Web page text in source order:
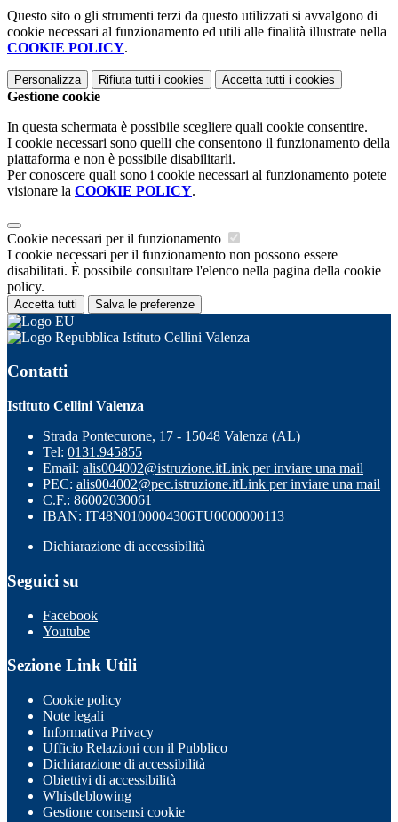
Questo sito o gli strumenti terzi da questo utilizzati si avvalgono di
cookie necessari al funzionamento ed utili alle finalità illustrate nella
COOKIE POLICY.
Personalizza Rifiuta tutti i cookies Accetta tutti i cookies
Gestione cookie
In questa schermata è possibile scegliere quali cookie consentire.
I cookie necessari sono quelli che consentono il funzionamento della
piattaforma e non è possibile disabilitarli.
Per conoscere quali sono i cookie necessari al funzionamento potete
visionare la COOKIE POLICY.
Cookie necessari per il funzionamento
I cookie necessari per il funzionamento non possono essere
disabilitati. È possibile consultare l'elenco nella pagina della cookie
policy.
Accetta tutti Salva le preferenze
Istituto Cellini Valenza
Contatti
Istituto Cellini Valenza
Strada Pontecurone, 17 - 15048 Valenza (AL)
Tel: 0131.945855
Email: alis004002@istruzione.itLink per inviare una mail
PEC: alis004002@pec.istruzione.itLink per inviare una mail
C.F.: 86002030061
IBAN: IT48N0100004306TU0000000113
Dichiarazione di accessibilità
Seguici su
Facebook
Youtube
Sezione Link Utili
Cookie policy
Note legali
Informativa Privacy
Ufficio Relazioni con il Pubblico
Dichiarazione di accessibilità
Obiettivi di accessibilità
Whistleblowing
Gestione consensi cookie